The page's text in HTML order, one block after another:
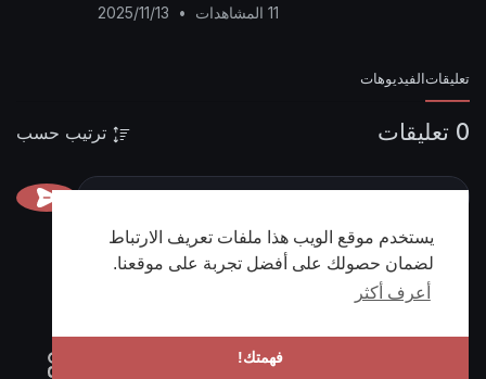
يستخدم موقع الويب هذا ملفات تعريف الارتباط
لضمان حصولك على أفضل تجربة على موقعنا.
أعرف أكثر
فهمتك!
11 المشاهدات
•
2025/11/13
تعليقات الفيديوهات
0 تعليقات ترتيب حسب